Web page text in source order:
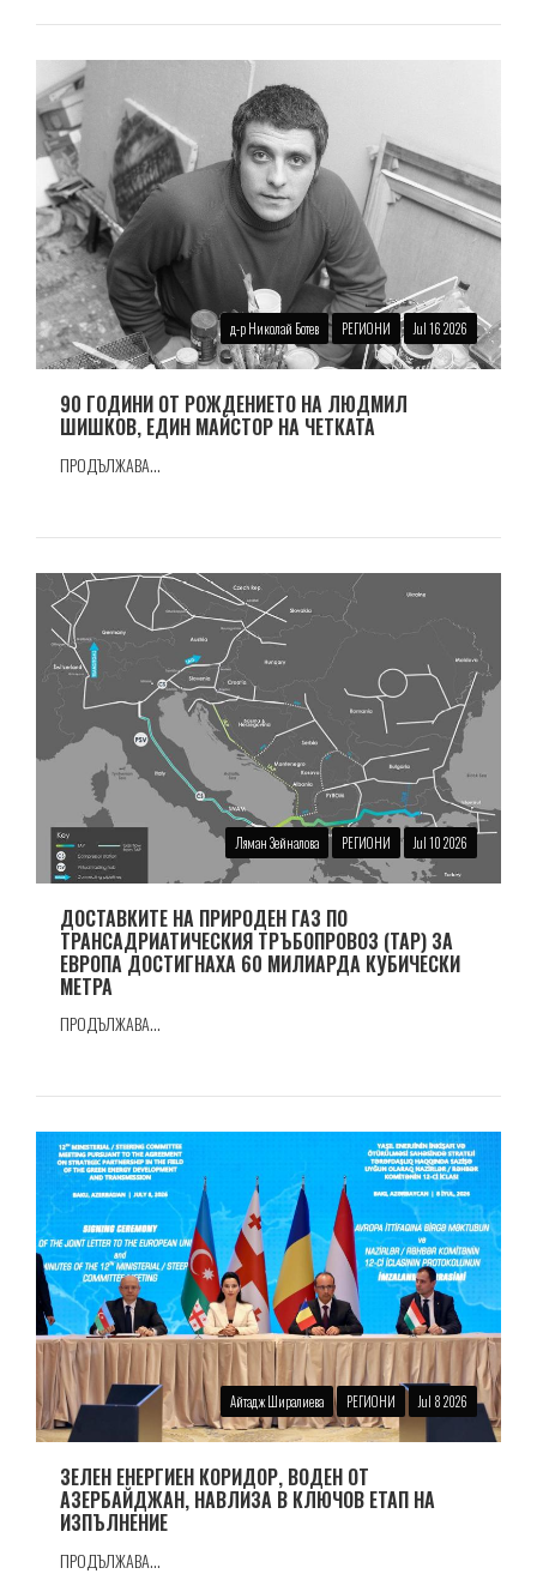
д-р Николай Ботев РЕГИОНИ Jul 16 2026
90 ГОДИНИ ОТ РОЖДЕНИЕТО НА ЛЮДМИЛ
ШИШКОВ, ЕДИН МАЙСТОР НА ЧЕТКАТА
ПРОДЪЛЖАВА...
Ляман Зейналова РЕГИОНИ Jul 10 2026
ДОСТАВКИТЕ НА ПРИРОДЕН ГАЗ ПО
ТРАНСАДРИАТИЧЕСКИЯ ТРЪБОПРОВОЗ (TAP) ЗА
ЕВРОПА ДОСТИГНАХА 60 МИЛИАРДА КУБИЧЕСКИ
МЕТРА
ПРОДЪЛЖАВА...
Айтадж Ширалиева РЕГИОНИ Jul 8 2026
ЗЕЛЕН ЕНЕРГИЕН КОРИДОР, ВОДЕН ОТ
АЗЕРБАЙДЖАН, НАВЛИЗА В КЛЮЧОВ ЕТАП НА
ИЗПЪЛНЕНИЕ
ПРОДЪЛЖАВА...